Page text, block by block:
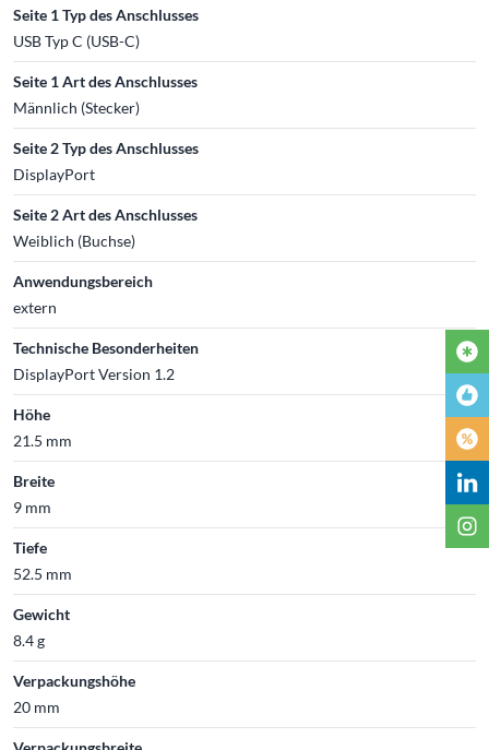
Seite 1 Typ des Anschlusses
USB Typ C (USB-C)
Seite 1 Art des Anschlusses
Männlich (Stecker)
Seite 2 Typ des Anschlusses
DisplayPort
Seite 2 Art des Anschlusses
Weiblich (Buchse)
Anwendungsbereich
extern
Technische Besonderheiten
DisplayPort Version 1.2
Höhe
21.5 mm
Breite
9 mm
Tiefe
52.5 mm
Gewicht
8.4 g
Verpackungshöhe
20 mm